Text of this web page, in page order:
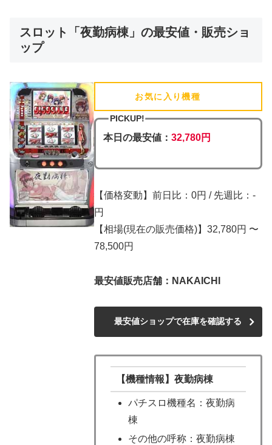
スロット「夜勤病棟」の最安値・販売ショ
ップ
お気に入り機種
PICKUP!
本日の最安値：32,780円
【価格変動】前日比：0円 / 先週比：-
円
【相場(現在の販売価格)】32,780円 〜
78,500円
最安値販売店舗：NAKAICHI
最安値ショップで在庫を確認する
【機種情報】夜勤病棟
パチスロ機種名：夜勤病
棟
その他の呼称：夜勤病棟